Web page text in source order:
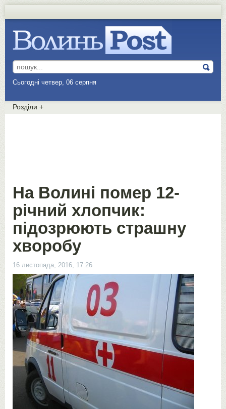
Сьогодні четвер, 06 серпня
Розділи +
На Волині помер 12-
річний хлопчик:
підозрюють страшну
хворобу
16 листопада, 2016, 17:26